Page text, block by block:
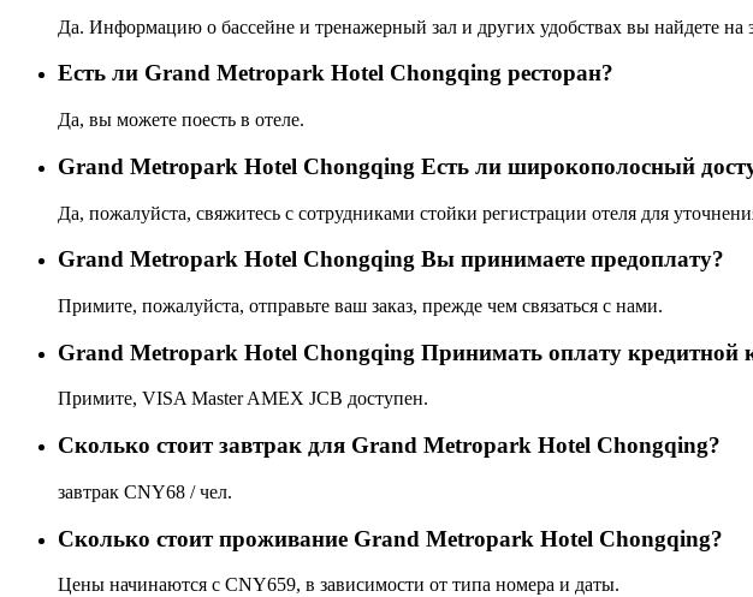
Да. Информацию о бассейне и тренажерный зал и других удобствах вы найдете на
Eсть ли Grand Metropark Hotel Chongqing ресторан?
Да, вы можете поесть в отеле.
Grand Metropark Hotel Chongqing Есть ли широкополосный
Да, пожалуйста, свяжитесь с сотрудниками стойки регистрации отеля для
Grand Metropark Hotel Chongqing Вы принимаете предоплату?
Примите, пожалуйста, отправьте ваш заказ, прежде чем связаться с нами.
Grand Metropark Hotel Chongqing Принимать оплату кредитной
Примите, VISA Master AMEX JCB доступен.
Сколько стоит завтрак для Grand Metropark Hotel Chongqing?
завтрак CNY68 / чел.
Сколько стоит проживаниe Grand Metropark Hotel Chongqing?
Цены начинаются с CNY659, в зависимости от типа номера и даты.